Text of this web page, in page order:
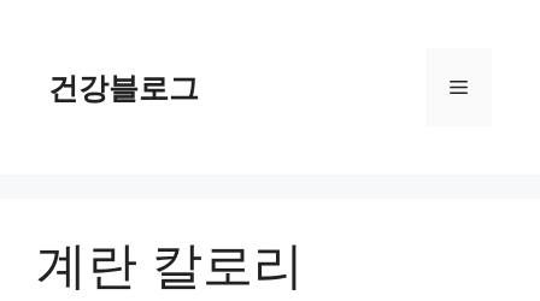
건강블로그 메
계란 칼로리